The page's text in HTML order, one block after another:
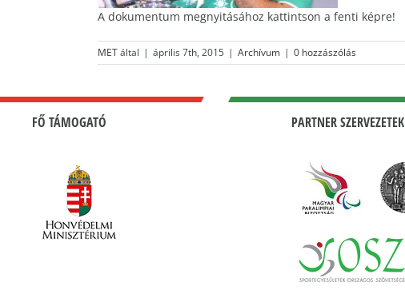
A dokumentum megnyitásához kattintson a fenti képre!
METáltal | április 7th, 2015 | Archívum | 0 hozzászólás
FŐ TÁMOGATÓ PARTNER SZERVEZETEK